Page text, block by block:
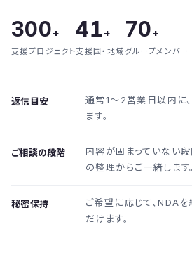
300+
支援プロジェクト
41 +
支援国・地域
70+
グループメンバー
返信目安
通常1〜2営業日以内に
ます。
ご相談の段階
内容が固まっていない
の整理からご一緒します。
秘密保持
ご希望に応じて、NDA
だけます。